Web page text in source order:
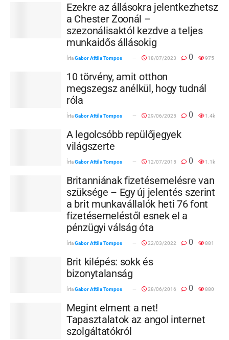
Ezekre az állásokra jelentkezhetsz
a Chester Zoonál –
szezonálisaktól kezdve a teljes
munkaidős állásokig
ÍrtaGabor Attila Tompos 18/07/2023 0 975
10 törvény, amit otthon
megszegsz anélkül, hogy tudnál
róla
ÍrtaGabor Attila Tompos 29/06/2025 0 1.4k
A legolcsóbb repülőjegyek
világszerte
ÍrtaGabor Attila Tompos 12/07/2015 0 1.1k
Britanniának fizetésemelésre van
szüksége – Egy új jelentés szerint
a brit munkavállalók heti 76 font
fizetésemeléstől esnek el a
pénzügyi válság óta
ÍrtaGabor Attila Tompos 22/03/2022 0 881
Brit kilépés: sokk és
bizonytalanság
ÍrtaGabor Attila Tompos 28/06/2016 0 880
Megint elment a net!
Tapasztalatok az angol internet
szolgáltatókról